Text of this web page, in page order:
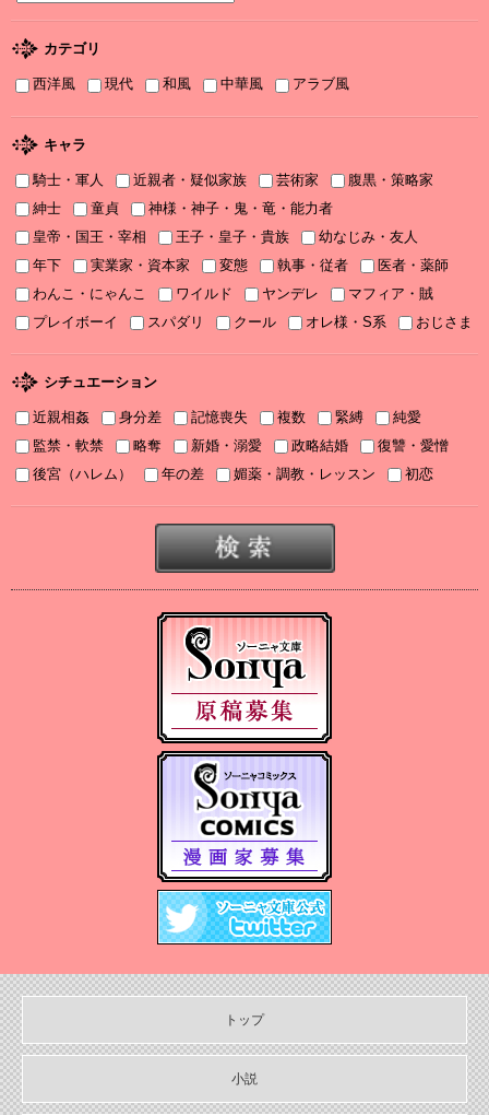
『打算婚 未亡人になりかけましたがヤンデレ実業家の愛され妻に
なりました』お詫びと訂正
書泉2025年TLフェア Sonyaコミックス参加サイン色紙ちらっと見
せ♡
2025/11/08
書泉2025年TLフェア ソーニャ文庫・Sonyaコミックス参加♡
2025/11/06
2025年11月刊電子書籍配信のお知らせ
2025年10月刊電子書籍配信のお知らせ
2025/09/03
2025年９月刊電子書籍配信のお知らせ
2025/08/05
2025年８月刊電子書籍配信のお知らせ
2025年７月刊電子書籍配信のお知らせ
2025年５月刊電子書籍配信のお知らせ
2025年４月刊電子書籍配信のお知らせ
2025年３月刊電子書籍配信のお知らせ
【Sonyaコミックス 電子書店配信開始】悪人の恋１、みそっかす
2024年12月刊電子書籍配信のお知らせ
【11月６日発売】Sonyaコミックス『悪人の恋1』『みそっかす王女
の結婚事情1』特典情報
2024/10/29
【11月上旬〜12月上旬】Sonyaコミックス４周年フェア特典情報
カテゴリ
西洋風 現代 和風 中華風 アラブ風
キャラ
騎士・軍人 近親者・疑似家族 芸術家
腹黒・策略家
紳士
童貞
神様・神子・鬼・竜・能力者
皇帝・国王・宰相
王子・皇子・貴族
幼なじみ・友人
年下
実業家・資本家 変態 執事・従者
医者・薬師
わんこ・にゃんこ
ワイルド ヤンデレ
マフィア・賊
プレイボーイ
スパダリ クール オレ様・S系 おじさま
シチュエーション
近親相姦 身分差 記憶喪失 複数 緊縛
純愛
監禁・軟禁
略奪 新婚・溺愛 政略結婚
復讐・愛憎
後宮（ハレム）
年の差 媚薬・調教・レッスン 初恋
トップ
小説